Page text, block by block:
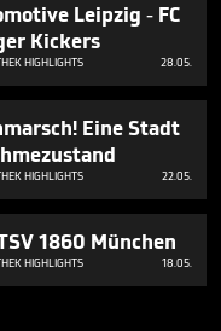
Leipzig - FC
Kickers
HIGHLIGHTS 28.05.
Eine Stadt
HIGHLIGHTS 22.05.
1860 München
HIGHLIGHTS 18.05.